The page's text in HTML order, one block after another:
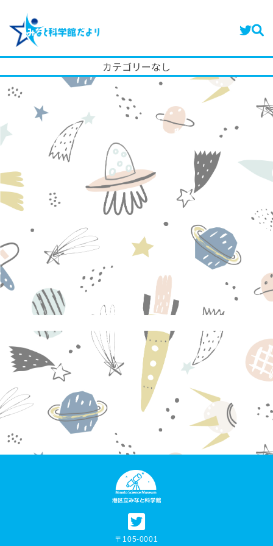
カテゴリーなし
〒105-0001